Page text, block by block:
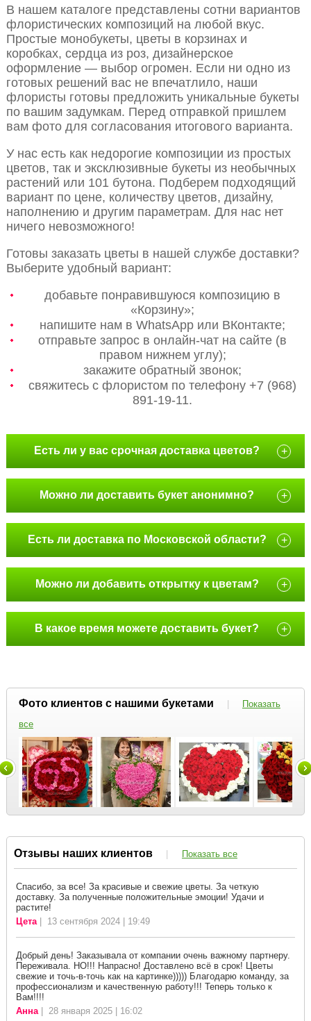
В нашем каталоге представлены сотни вариантов
флористических композиций на любой вкус.
Простые монобукеты, цветы в корзинах и
коробках, сердца из роз, дизайнерское
оформление — выбор огромен. Если ни одно из
готовых решений вас не впечатлило, наши
флористы готовы предложить уникальные букеты
по вашим задумкам. Перед отправкой пришлем
вам фото для согласования итогового варианта.
У нас есть как недорогие композиции из простых
цветов, так и эксклюзивные букеты из необычных
растений или 101 бутона. Подберем подходящий
вариант по цене, количеству цветов, дизайну,
наполнению и другим параметрам. Для нас нет
ничего невозможного!
Готовы заказать цветы в нашей службе доставки?
Выберите удобный вариант:
добавьте понравившуюся композицию в
«Корзину»;
напишите нам в WhatsApp или ВКонтакте;
отправьте запрос в онлайн-чат на сайте (в
правом нижнем углу);
закажите обратный звонок;
свяжитесь с флористом по телефону +7 (968)
891-19-11.
Есть ли у вас срочная доставка цветов? +
Можно ли доставить букет анонимно? +
Есть ли доставка по Московской области? +
Можно ли добавить открытку к цветам? +
В какое время можете доставить букет? +
Фото клиентов с нашими букетами |
Показать
все
Отзывы наших клиентов | Показать все
Спасибо, за все! За красивые и свежие цветы. За четкую
доставку. За полученные положительные эмоции! Удачи и
растите!
Цета| 13 сентября 2024 | 19:49
Добрый день! Заказывала от компании очень важному партнеру.
Переживала. НО!!! Напрасно! Доставлено всё в срок! Цветы
свежие и точь-в-точь как на картинке))))) Благодарю команду, за
профессионализм и качественную работу!!! Теперь только к
Вам!!!!
Анна| 28 января 2025 | 16:02